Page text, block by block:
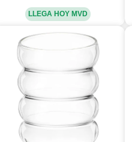
LLEGA HOY MVD